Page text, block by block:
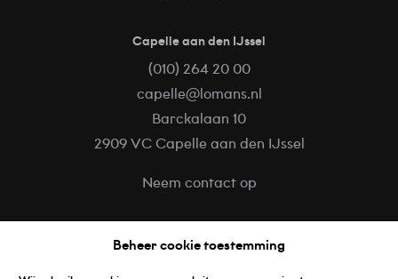
Beheer cookie toestemming
Capelle aan den IJssel
(010) 264 20 00
capelle@lomans.nl
Barckalaan 10
2909 VC Capelle aan den IJssel
Neem contact op